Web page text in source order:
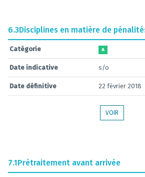
6.3Disciplines en matière de
Catégorie A
Date indicative s/o
Date définitive 22 février 2018
VOIR
7.1Prétraitement avant arrivée